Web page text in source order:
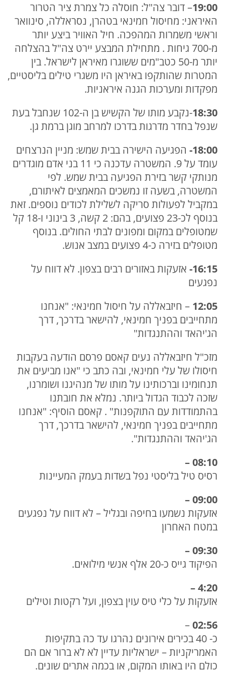
19:00– דובר צה"ל: חוסלה כל צמרת ציר הטרור
האיראני: מחיסול חמינאי בטהרן, נסראללה, סינוואר
וראשי משמרות המהפכה. חיל האוויר ביצע יותר
מ-700 גיחות . מתחילת המבצע יירט צה"ל בהצלחה
יותר מ-50 כטב"מים ששוגרו מאיראן לישראל. בין
המטרות שהותקפו באיראן היו משגרי טילים בליסטיים,
מפקדות ומערכות הגנה איראניות.
18:30
-נקבע מותו של הקשיש בן ה-102 שנחבל בעת
שנפל בחדר מדרגות בדרכו למרחב מוגן ברמת גן.
18:00- הפגיעה הישירה בבית שמש: מניין הנרצחים
עומד על 9. המשטרה עדכנה כי 11 בני אדם מוגדרים
מנותקי קשר בזירת הפגיעה בבית שמש. לפי
המשטרה, בשעה זו נמשכים המאמצים לאיתורם,
במקביל לפעולות סריקה לשלילת לכודים נוספים. זאת
בנוסף לכ-23 פצועים, בהם: 2 קשה, 3 בינוני ו-18 קל
שמטופלים במקום ומפונים לבתי החולים. בנוסף
מטופלים בזירה כ-4 פצועים במצב אנוש.
16:15- אזעקות באזורים רבים בצפון. לא דווח על
נפגעים
12:05 – חיזבאללה על חיסול חמינאי: "אנחנו
מתחייבים בפניך חמינאי, להישאר בדרכך, דרך
הג'יהאד וההתנגדות"
מזכ"ל חיזבאללה נעים קאסם פרסם הודעה בעקבות
חיסולו של עלי חמינאי, ובה כתב כי "אנו מביעים את
תנחומינו וברכותינו על מותו של מנהיגנו ושומרנו,
שזכה לכבוד הגדול ביותר. נמלא את חובתנו
בהתמודדות עם התוקפנות" . קאסם הוסיף: "אנחנו
מתחייבים בפניך חמינאי, להישאר בדרכך, דרך
הג'יהאד וההתנגדות".
08:10 –
רסיס טיל בליסטי נפל בשדות בעמק המעיינות
09:00 –
אזעקות נשמעו בחיפה ובגליל – לא דווח על נפגעים
במטח האחרון
09:30 –
הפיקוד גייס כ-20 אלף אנשי מילואים.
4:20 –
אזעקות על כלי טיס עוין בצפון, ועל רקטות וטילים
02:56
–
כ- 40 בכירים אירונים נהרגו עד כה בתקיפות
האמריקניות – ישראליות עדיין לא לא ברור אם הם
כולם היו באותו המקום, או בכמה אתרים שונים.